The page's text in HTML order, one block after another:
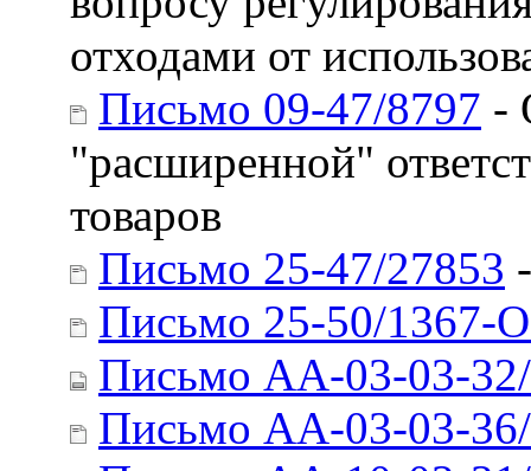
отходами от
Письмо 09-47/8797 -
"расширенной"
товаров
Письмо 25-47/27853
Письмо 25-50/1367-
Письмо АА-03-03-
Письмо АА-03-03-